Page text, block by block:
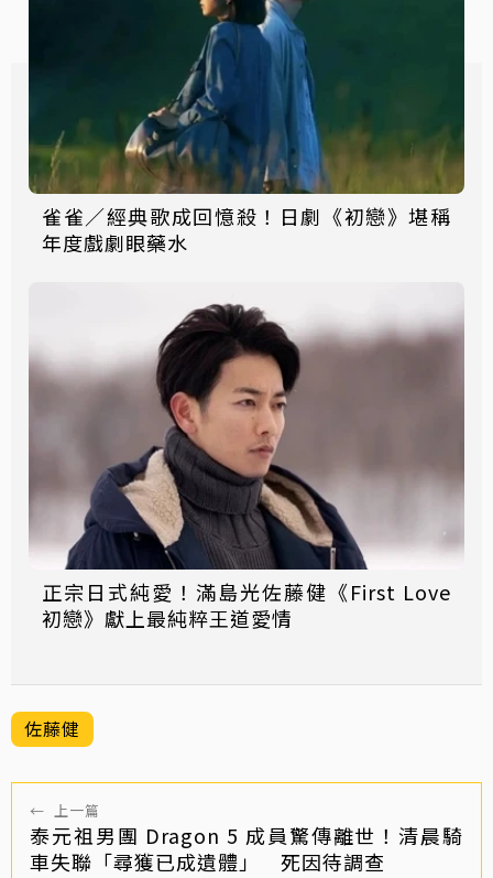
雀雀／經典歌成回憶殺！日劇《初戀》堪稱
年度戲劇眼藥水
正宗日式純愛！滿島光佐藤健《First Love
初戀》獻上最純粹王道愛情
佐藤健
← 上一篇
泰元祖男團 Dragon 5 成員驚傳離世！清晨騎
車失聯「尋獲已成遺體」 死因待調查